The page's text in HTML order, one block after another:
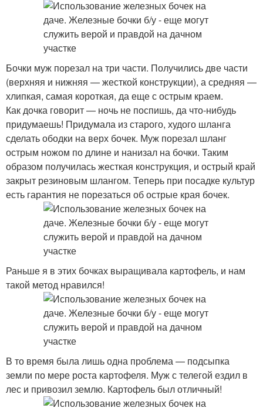
Бочки муж порезал на три части. Получились две части
(верхняя и нижняя — жесткой конструкции), а средняя —
хлипкая, самая короткая, да еще с острым краем.
Как дочка говорит — ночь не поспишь, да что-нибудь
придумаешь! Придумала из старого, худого шланга
сделать ободки на верх бочек. Муж порезал шланг
острым ножом по длине и нанизал на бочки. Таким
образом получилась жесткая конструкция, и острый край
закрыт резиновым шлангом. Теперь при посадке культур
есть гарантия не порезаться об острые края бочек.
Раньше я в этих бочках выращивала картофель, и нам
такой метод нравился!
В то время была лишь одна проблема — подсыпка
земли по мере роста картофеля. Муж с телегой ездил в
лес и привозил землю. Картофель был отличный!